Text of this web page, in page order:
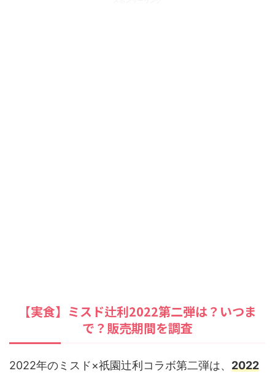
【実食】ミスド辻利2022第二弾は？いつま
で？販売期間を調査
2022年のミスド×祇園辻利コラボ第二弾は、 2022